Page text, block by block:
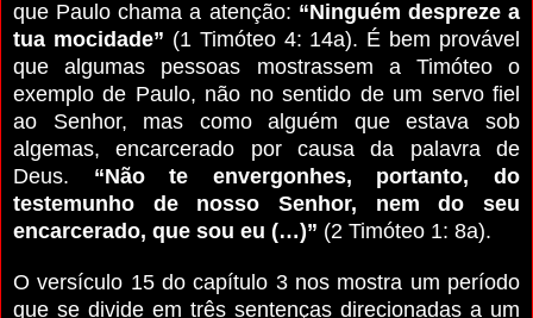
que Paulo chama a atenção: “Ninguém despreze a
tua mocidade” (1 Timóteo 4: 14a). É bem provável
que algumas pessoas mostrassem a Timóteo o
exemplo de Paulo, não no sentido de um servo fiel
ao Senhor, mas como alguém que estava sob
algemas, encarcerado por causa da palavra de
Deus. “Não te envergonhes, portanto, do
testemunho de nosso Senhor, nem do seu
encarcerado, que sou eu (…)” (2 Timóteo 1: 8a).
O versículo 15 do capítulo 3 nos mostra um período
que se divide em três sentenças direcionadas a um